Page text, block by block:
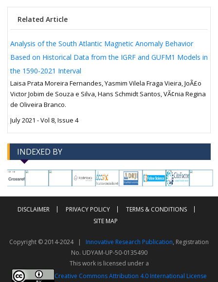
Related Article
Analysis of the South Atlantic Magnetic Anomaly Behavior
Based on Historical Data from the IGRF and GUFM1 Models in
the 1590-2021 Interval
Laisa Prata Moreira Fernandes, Yasmim Vilela Fraga Vieira, JoÃ£o
Victor Jobim de Souza e Silva, Hans Schmidt Santos, VÃ¢nia Regina
de Oliveira Branco.
July 2021 - Vol 8, Issue 4
INDEXED BY
--> -->
DISCLAIMER PRIVACY POLICY
TERMS & CONDITIONS
SITE MAP
Copyright © 2014-2024 | Innovative Research Publication, Registration
No. UDYAM-UP-50-0135490
This work is licensed under a
Creative Commons Attribution 4.0 International License